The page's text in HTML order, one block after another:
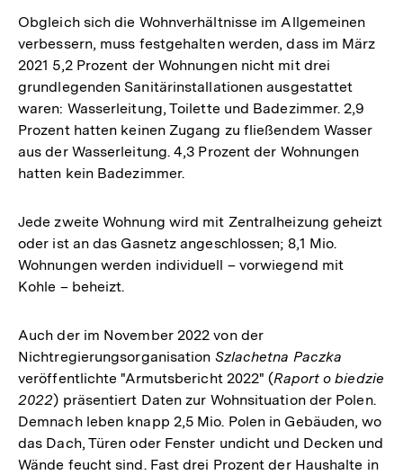
Obgleich sich die Wohnverhältnisse im Allgemeinen
verbessern, muss festgehalten werden, dass im März
2021 5,2 Prozent der Wohnungen nicht mit drei
grundlegenden Sanitärinstallationen ausgestattet
waren: Wasserleitung, Toilette und Badezimmer. 2,9
Prozent hatten keinen Zugang zu fließendem Wasser
aus der Wasserleitung. 4,3 Prozent der Wohnungen
hatten kein Badezimmer.
Jede zweite Wohnung wird mit Zentralheizung geheizt
oder ist an das Gasnetz angeschlossen; 8,1 Mio.
Wohnungen werden individuell – vorwiegend mit
Kohle – beheizt.
Auch der im November 2022 von der
Nichtregierungsorganisation Szlachetna Paczka
veröffentlichte "Armutsbericht 2022" (Raport o biedzie
2022) präsentiert Daten zur Wohnsituation der Polen.
Demnach leben knapp 2,5 Mio. Polen in Gebäuden, wo
das Dach, Türen oder Fenster undicht und Decken und
Wände feucht sind. Fast drei Prozent der Haushalte in